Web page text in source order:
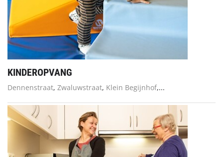
KINDEROPVANG
Dennenstraat, Zwaluwstraat, Klein Begijnhof,...